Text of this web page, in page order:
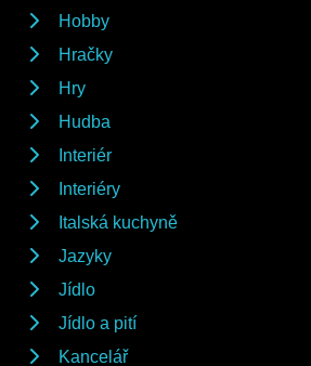
Hobby
Hračky
Hry
Hudba
Interiér
Interiéry
Italská kuchyně
Jazyky
Jídlo
Jídlo a pití
Kancelář